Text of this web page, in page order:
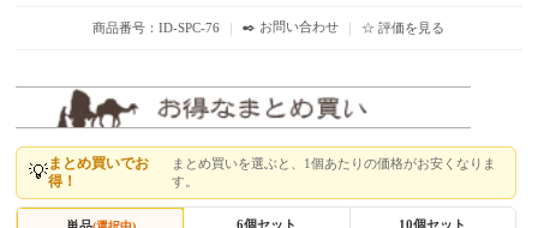
商品番号：ID-SPC-76 ｜ ✒️ お問い合わせ ｜ ☆ 評価を見る
💡まとめ買いでお
得！
まとめ買いを選ぶと、1個あたりの価格がお安くなりま
す。
6個セット 10個セット